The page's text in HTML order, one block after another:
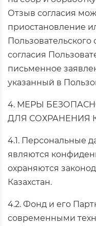
Отзыв согласия
приостановление
согласия
письменное
указанный в
4. МЕРЫ
ДЛЯ СОХРАНЕНИЯ
4.1. Персональные
являются
охраняются
Казахстан.
4.2. Фонд и его
современными